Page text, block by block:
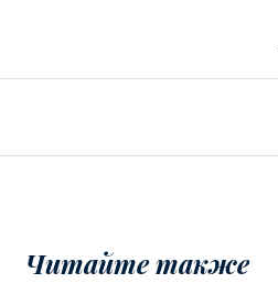
Читайте также